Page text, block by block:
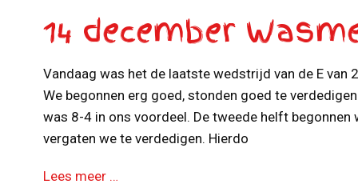
14 december
Vandaag was het de laatste wedstrijd van de E van
We begonnen erg goed, stonden goed te
was 8-4 in ons voordeel. De tweede helft begonnen
vergaten we te verdedigen. Hierdo
Lees meer …